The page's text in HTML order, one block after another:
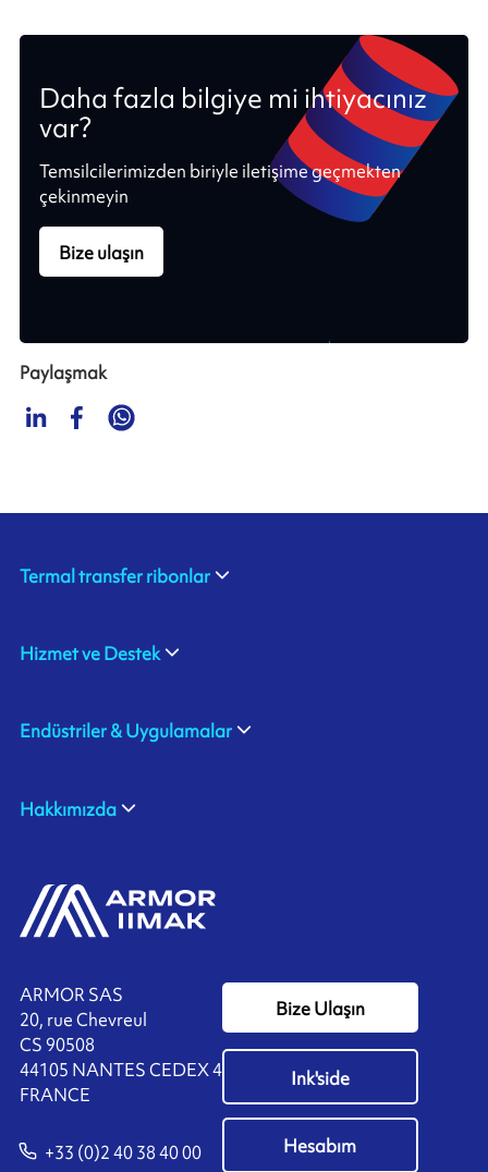
Daha fazla bilgiye mi ihtiyacınız
var?
Temsilcilerimizden biriyle iletişime geçmekten
çekinmeyin
Bize ulaşın
Paylaşmak
ARMOR SAS
20, rue Chevreul
CS 90508
44105 NANTES CEDEX 4
FRANCE
+33 (0)2 40 38 40 00
Bize Ulaşın
Ink'side
Hesabım
Termal transfer ribonlar
Hizmet ve Destek
Endüstriler & Uygulamalar
Hakkımızda